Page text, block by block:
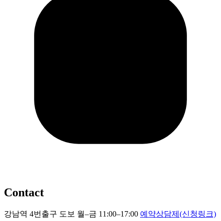
Contact
강남역 4번출구 도보 월–금 11:00–17:00 예약상담제(신청링크)